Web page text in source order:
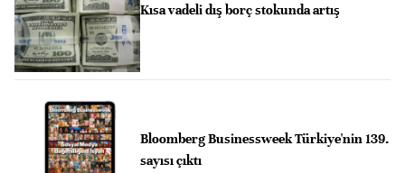
Kısa vadeli dış borç stokunda artış
Bloomberg Businessweek Türkiye'nin 139.
sayısı çıktı